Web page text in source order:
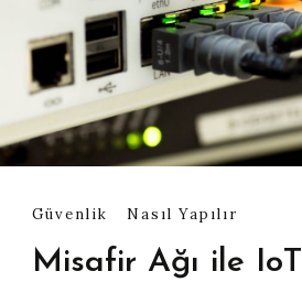
Güvenlik Nasıl Yapılır
Misafir Ağı ile IoT